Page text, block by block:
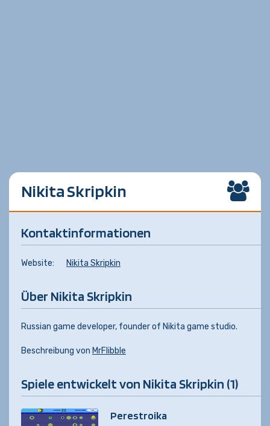
Nikita Skripkin
Kontaktinformationen
Website: Nikita Skripkin
Über Nikita Skripkin
Russian game developer, founder of Nikita game studio.
Beschreibung von MrFlibble
Spiele entwickelt von Nikita Skripkin (1)
Perestroika